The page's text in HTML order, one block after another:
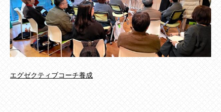
エグゼクティブコーチ養成